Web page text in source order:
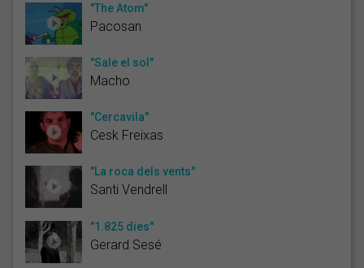
"The Atom"
Pacosan
"Sale el sol"
Macho
"Cercavila"
Cesk Freixas
"La roca dels vents"
Santi Vendrell
"1.825 dies"
Gerard Sesé